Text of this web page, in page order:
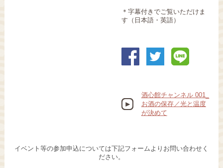
＊字幕付きでご覧いただけま
す（日本語・英語）
酒心館チャンネル 001_
お酒の保存／光と温度
が決めて
イベント等の参加申込については下記フォームよりお問い合わせく
ださい。